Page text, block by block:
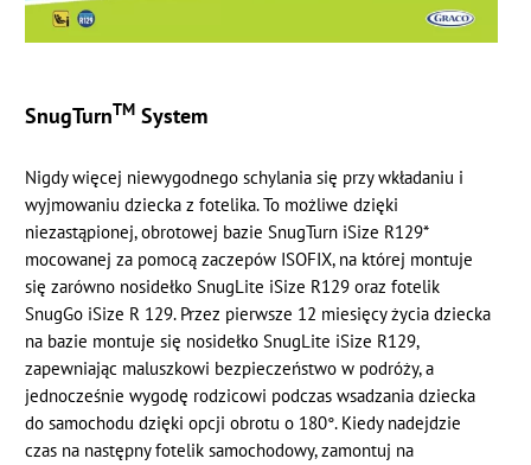
SnugTurnTM System
Nigdy więcej niewygodnego schylania się przy wkładaniu i
wyjmowaniu dziecka z fotelika. To możliwe dzięki
niezastąpionej, obrotowej bazie SnugTurn iSize R129*
mocowanej za pomocą zaczepów ISOFIX, na której montuje
się zarówno nosidełko SnugLite iSize R129 oraz fotelik
SnugGo iSize R 129. Przez pierwsze 12 miesięcy życia dziecka
na bazie montuje się nosidełko SnugLite iSize R129,
zapewniając maluszkowi bezpieczeństwo w podróży, a
jednocześnie wygodę rodzicowi podczas wsadzania dziecka
do samochodu dzięki opcji obrotu o 180°. Kiedy nadejdzie
czas na następny fotelik samochodowy, zamontuj na